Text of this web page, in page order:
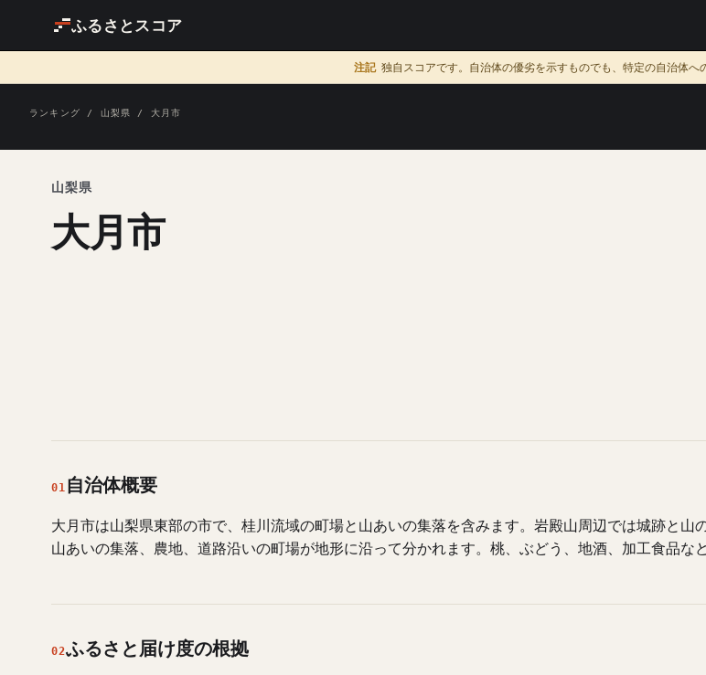
ふるさとスコア
注記 独自スコアです。自治体の優劣を示すものでも、特定の自治体へ
ランキング / 山梨県 / 大月市
山梨県
大月市
01 自治体概要
大月市は山梨県東部の市で、桂川流域の町場と山あいの集落を含みます。岩殿山周辺では城跡と山
山あいの集落、農地、道路沿いの町場が地形に沿って分かれます。桃、ぶどう、地酒、加工食品な
02ふるさと届け度の根拠